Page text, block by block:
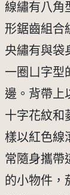
線繡有八角
形鋸齒組合
央繡有與袋
一圈ㄩ字型
邊。背帶上
十字花紋和
樣以紅色線
常隨身攜帶
的小物件，